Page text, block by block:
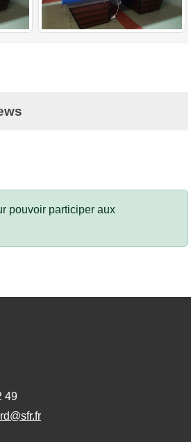
pouvoir participer aux
49